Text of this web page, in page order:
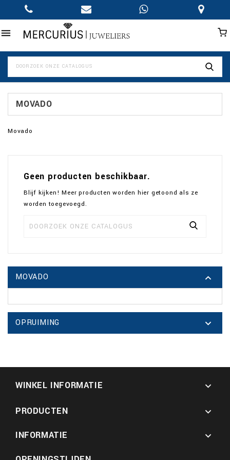

MOVADO
Movado
Geen producten beschikbaar.
Blijf kijken! Meer producten worden hier getoond als ze
worden toegevoegd.
MOVADO 
OPRUIMING 
WINKEL INFORMATIE 
PRODUCTEN

INFORMATIE
